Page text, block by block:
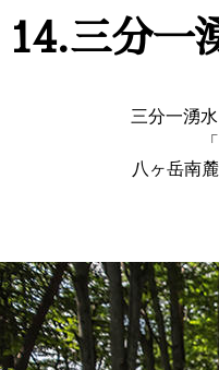
14.三分一
三分一湧
八ヶ岳南